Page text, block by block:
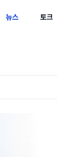
뉴스 토크